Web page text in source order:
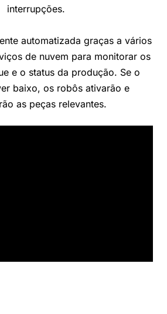
interrupções.
automatizada graças a vários
de nuvem para monitorar os
e o status da produção. Se o
baixo, os robôs ativarão e
as peças relevantes.